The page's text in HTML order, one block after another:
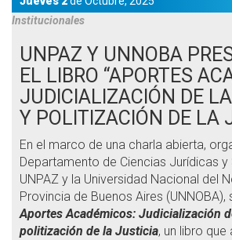
Institucionales
UNPAZ Y UNNOBA
EL LIBRO “APORTES
JUDICIALIZACIÓN DE
Y POLITIZACIÓN DE LA
En el marco de una charla abierta,
Departamento de Ciencias Jurídicas
UNPAZ y la Universidad Nacional del
Provincia de Buenos Aires (UNNOBA),
Aportes Académicos: Judicialización
politización de la Justicia, un libro que